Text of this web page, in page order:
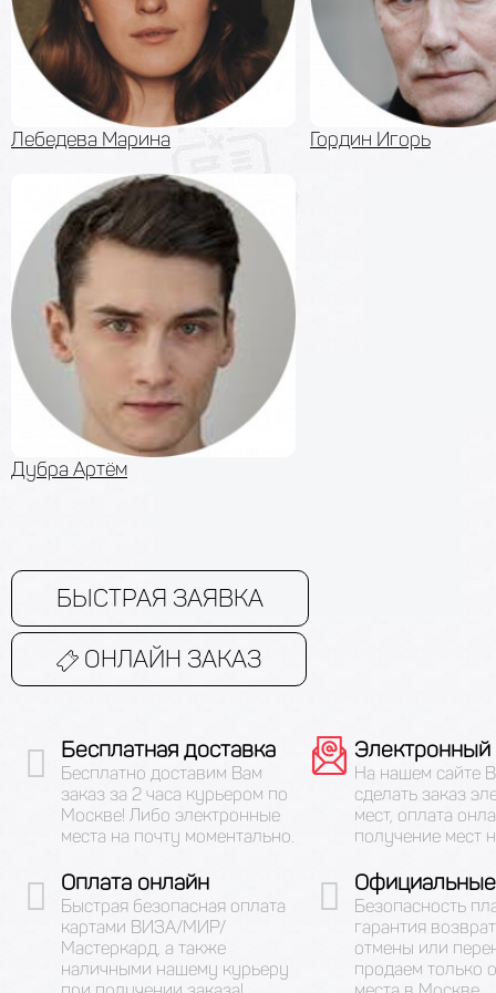
Лебедева Марина
Дубра Артём
Гордин Игорь
БЫСТРАЯ ЗАЯВКА
ОНЛАЙН ЗАКАЗ
Бесплатная доставка
Бесплатно доставим Вам
заказ за 2 часа курьером по
Москве! Либо электронные
места на почту моментально.
Электронный
На нашем сайте
сделать заказ
мест, оплата
получение мест
Оплата онлайн
Быстрая безопасная оплата
картами ВИЗА/МИР/
Мастеркард, а также
наличными нашему курьеру
Безопасность
гарантия
отмены или
продаем только